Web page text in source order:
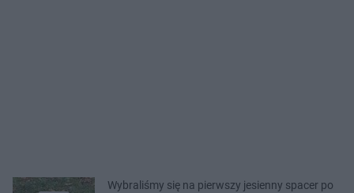
Wybraliśmy się na pierwszy jesienny spacer po